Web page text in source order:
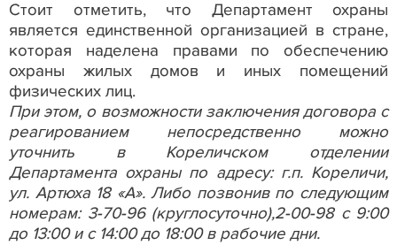
Стоит отметить, что Департамент охраны
является единственной организацией в стране,
которая наделена правами по обеспечению
охраны жилых домов и иных помещений
физических лиц.
При этом, о возможности заключения договора с
реагированием непосредственно можно
уточнить в Кореличскомотделении
Департамента охраны по адресу: г.п. Кореличи,
ул. Артюха 18 «А». Либо позвонив по следующим
номерам: 3-70-96 (круглосуточно),2-00-98 с 9:00
до 13:00 и с 14:00 до 18:00 в рабочие дни.